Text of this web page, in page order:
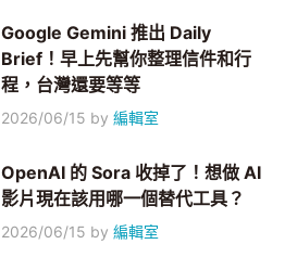
Google Gemini 推出 Daily
Brief！早上先幫你整理信件和行
程，台灣還要等等
2026/06/15 by編輯室
OpenAI 的 Sora 收掉了！想做 AI
影片現在該用哪一個替代工具？
2026/06/15 by編輯室